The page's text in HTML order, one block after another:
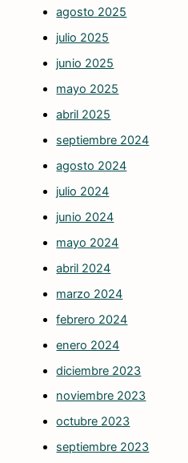
agosto 2025
julio 2025
junio 2025
mayo 2025
abril 2025
septiembre 2024
agosto 2024
julio 2024
junio 2024
mayo 2024
abril 2024
marzo 2024
febrero 2024
enero 2024
diciembre 2023
noviembre 2023
octubre 2023
septiembre 2023